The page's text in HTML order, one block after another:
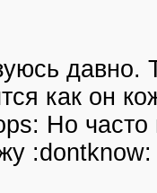
давно.
как он
Но
:dontknow: